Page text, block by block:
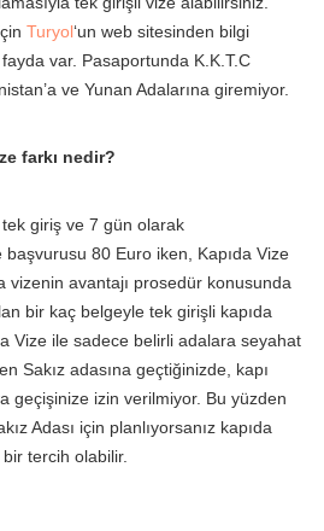
Turyol‘un web sitesinden bilgi
var. Pasaportunda K.K.T.C
ve Yunan Adalarına giremiyor.
farkı nedir?
tek giriş ve 7 gün olarak
80 Euro iken, Kapıda Vize
vizenin avantajı prosedür konusunda
bir kaç belgeyle tek girişli kapıda
Vize ile sadece belirli adalara seyahat
Sakız adasına geçtiğinizde, kapı
geçişinize izin verilmiyor. Bu yüzden
Adası için planlıyorsanız kapıda
bir tercih olabilir.